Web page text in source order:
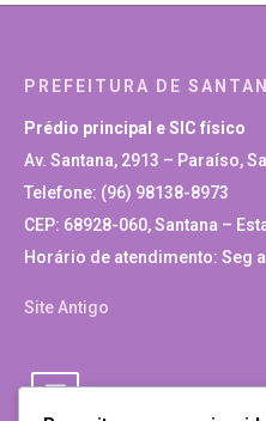
PREFEITURA DE
Prédio principal e SIC físico
Av. Santana, 2913 – Paraíso,
Telefone: (96) 98138-8973
CEP: 68928-060, Santana –
Horário de atendimento: Seg
Site Antigo